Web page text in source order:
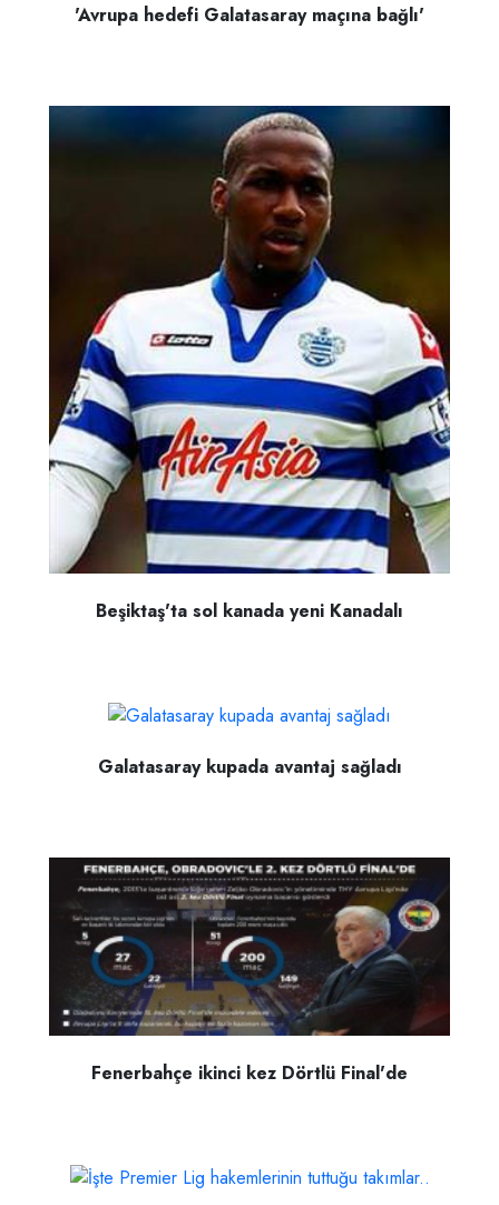
'Avrupa hedefi Galatasaray maçına bağlı'
Beşiktaş'ta sol kanada yeni Kanadalı
Galatasaray kupada avantaj sağladı
Fenerbahçe ikinci kez Dörtlü Final'de